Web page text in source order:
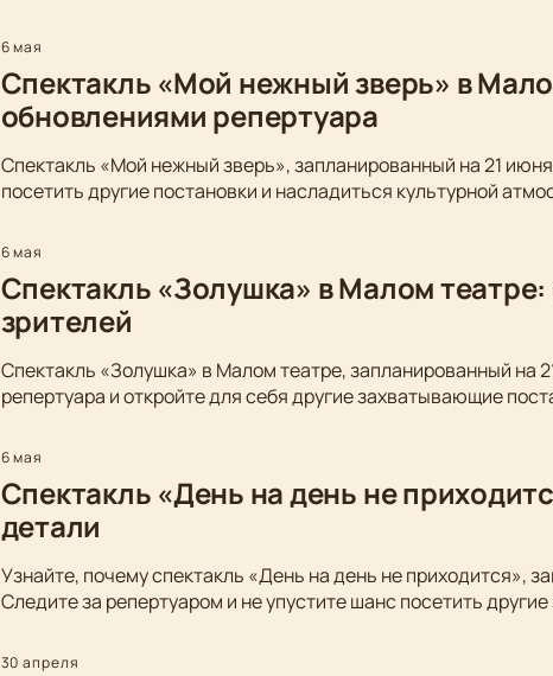
6 мая
Спектакль «Мой нежный зверь» в
обновлениями репертуара
Спектакль «Мой нежный зверь», запланированный на 21
посетить другие постановки и насладиться культурной
6 мая
Спектакль «Золушка» в Малом
зрителей
Спектакль «Золушка» в Малом театре, запланированный на
репертуара и откройте для себя другие захватывающие
6 мая
Спектакль «День на день не
детали
Узнайте, почему спектакль «День на день не приходится»,
Следите за репертуаром и не упустите шанс посетить
30 апреля